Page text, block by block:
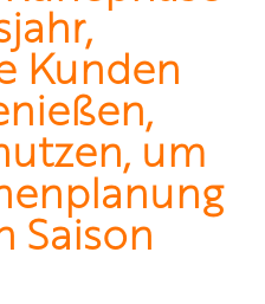
Kunden
um
Saison